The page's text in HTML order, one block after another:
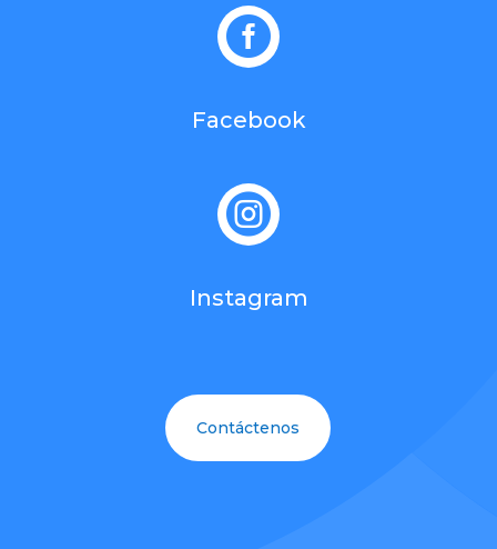

Facebook

Instagram
Contáctenos